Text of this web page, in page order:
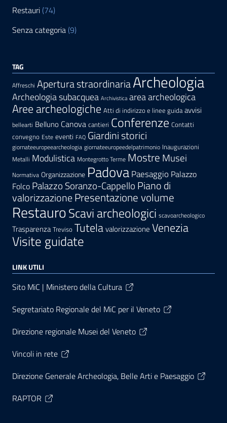
Restauri (74)
Senza categoria (9)
TAG
Affreschi Apertura straordinariaArcheologia
Archeologia subacquea Archivistica area archeologica
Aree archeologiche Atti di indirizzo e linee guida avvisi
bellearti Belluno Canova cantieri Conferenze Contatti
convegno Este eventi FAQ Giardini storici
giornateeuropeearcheologia giornateeuropeedelpatrimonio Inaugurazioni
Metalli Modulistica Montegrotto Terme Mostre Musei
Normativa Organizzazione PadovaPaesaggio Palazzo
Folco Palazzo Soranzo-Cappello Piano di
valorizzazionePresentazione volume
RestauroScavi archeologici scavoarcheologico
Trasparenza Treviso Tutelavalorizzazione Venezia
Visite guidate
LINK UTILI
Sito MiC | Ministero della Cultura
Segretariato Regionale del MiC per il Veneto
Direzione regionale Musei del Veneto
Vincoli in rete
Direzione Generale Archeologia, Belle Arti e Paesaggio
RAPTOR